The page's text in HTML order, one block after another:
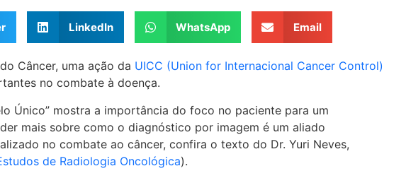
LinkedIn WhatsApp Email
Câncer, uma ação da UICC (Union for Internacional Cancer Control)
no combate à doença.
Único” mostra a importância do foco no paciente para um
mais sobre como o diagnóstico por imagem é um aliado
no combate ao câncer, confira o texto do Dr. Yuri Neves,
de Radiologia Oncológica).